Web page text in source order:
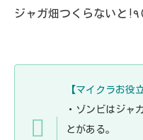
【マイクラお役
・ゾンビはジャ
とがある。